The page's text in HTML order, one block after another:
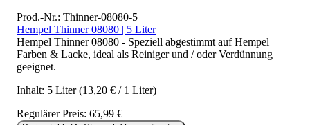
Prod.-Nr.: Thinner-08080-5
Hempel Thinner 08080 | 5 Liter
Hempel Thinner 08080 - Speziell abgestimmt auf Hempel
Farben & Lacke, ideal als Reiniger und / oder Verdünnung
geeignet.
Inhalt: 5 Liter(13,20 € / 1 Liter)
Regulärer Preis: 65,99 €